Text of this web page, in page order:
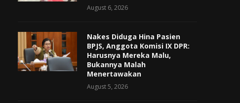
August 6, 2026
Nakes Diduga Hina Pasien
BPJS, Anggota Komisi IX DPR:
Harusnya Mereka Malu,
Bukannya Malah
Menertawakan
August 5, 2026